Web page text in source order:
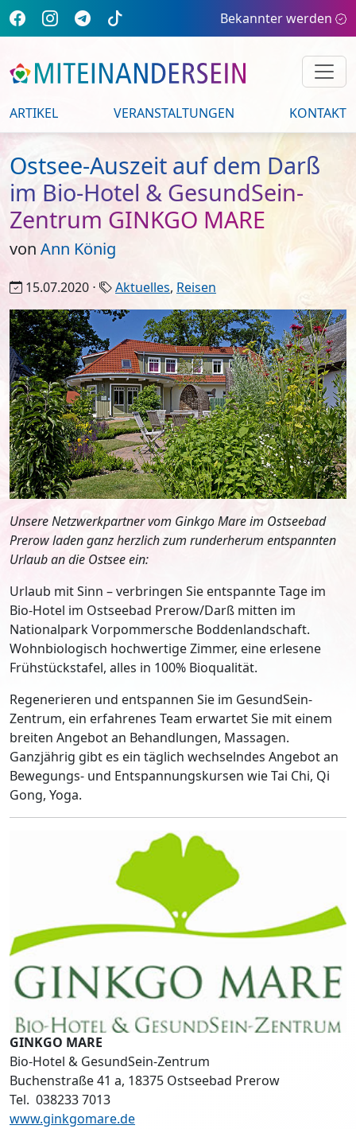
Bekannter werden
ARTIKEL VERANSTALTUNGEN KONTAKT
Ostsee-Auszeit auf dem Darß
im Bio-Hotel & GesundSein-
Zentrum GINKGO MARE
von Ann König
15.07.2020 ⋅ Aktuelles, Reisen
Unsere Netzwerkpartner vom Ginkgo Mare im Ostseebad
Prerow laden ganz herzlich zum runderherum entspannten
Urlaub an die Ostsee ein:
Urlaub mit Sinn – verbringen Sie entspannte Tage im
Bio-Hotel im Ostseebad Prerow/Darß mitten im
Nationalpark Vorpommersche Boddenlandschaft.
Wohnbiologisch hochwertige Zimmer, eine erlesene
Frühstückstafel, alles in 100% Bioqualität.
Regenerieren und entspannen Sie im GesundSein-
Zentrum, ein erfahrenes Team erwartet Sie mit einem
breiten Angebot an Behandlungen, Massagen.
Ganzjährig gibt es ein täglich wechselndes Angebot an
Bewegungs- und Entspannungskursen wie Tai Chi, Qi
Gong, Yoga.
GINKGO MARE
Bio-Hotel & GesundSein-Zentrum
Buchenstraße 41 a, 18375 Ostseebad Prerow
Tel. 038233 7013
www.ginkgomare.de